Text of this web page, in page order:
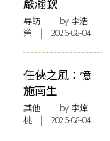
嚴瀚欽
專訪 | by 李浩
榮 | 2026-08-04
任俠之風：憶
施南生
其他 | by 李焯
桃 | 2026-08-04